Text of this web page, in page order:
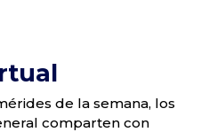
de la semana, los
comparten con